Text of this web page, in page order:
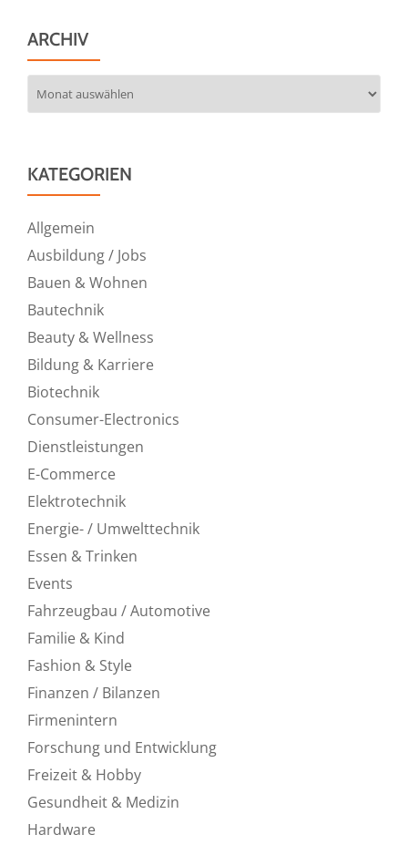
ARCHIV
KATEGORIEN
Allgemein
Ausbildung / Jobs
Bauen & Wohnen
Bautechnik
Beauty & Wellness
Bildung & Karriere
Biotechnik
Consumer-Electronics
Dienstleistungen
E-Commerce
Elektrotechnik
Energie- / Umwelttechnik
Essen & Trinken
Events
Fahrzeugbau / Automotive
Familie & Kind
Fashion & Style
Finanzen / Bilanzen
Firmenintern
Forschung und Entwicklung
Freizeit & Hobby
Gesundheit & Medizin
Hardware